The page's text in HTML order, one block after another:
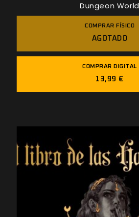
Dungeon World
COMPRAR FÍSICO
AGOTADO
COMPRAR DIGITAL
13,99 €